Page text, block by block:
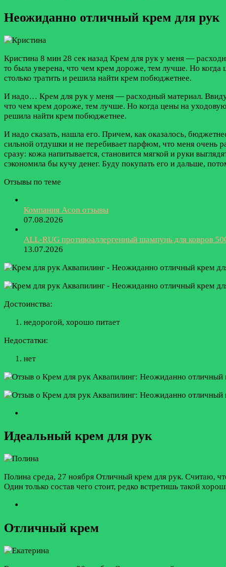
Неожиданно отличный крем для рук
Кристина 8 мин 28 сек назад Крем для рук у меня —
то была уверена, что чем крем дороже, тем лучше. Но когда
столько тратить и решила найти крем побюджетнее.
И надо… Крем для рук у меня — расходный материал.
что чем крем дороже, тем лучше. Но когда цены на
решила найти крем побюджетнее.
И надо сказать, нашла его. Причем, как оказалось,
сильной отдушки и не перебивает парфюм, что меня очень
сразу: кожа напитывается, становится мягкой и руки
сэкономила бы кучу денег. Буду покупать его и дальше,
Отзывы по теме
Компания Acon отзывы
07.08.2026
ALL-RUG противоаллергенный шампунь для ковров
13.07.2026
Достоинства:
недорогой, хорошо питает
Недостатки:
нет
Идеальный крем для рук
Полина среда, 27 ноября Отличный крем для рук. Считаю,
Один только состав чего стоит, редко встретишь такой
Отличный крем